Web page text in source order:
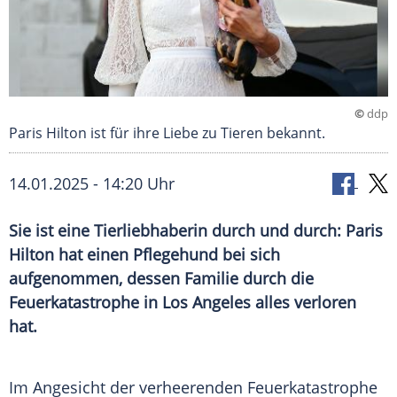
©ddp
Paris Hilton ist für ihre Liebe zu Tieren bekannt.
14.01.2025 - 14:20 Uhr
Sie ist eine Tierliebhaberin durch und durch: Paris
Hilton hat einen Pflegehund bei sich
aufgenommen, dessen Familie durch die
Feuerkatastrophe in Los Angeles alles verloren
hat.
Im Angesicht der verheerenden Feuerkatastrophe